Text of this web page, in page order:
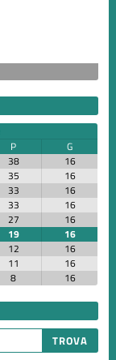
P
G
38
16
35
16
33
16
33
16
27
16
19
16
12
16
11
16
8 16